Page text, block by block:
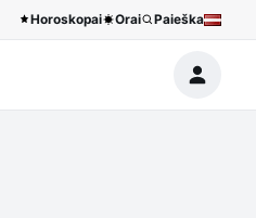
Horoskopai Orai Paieška